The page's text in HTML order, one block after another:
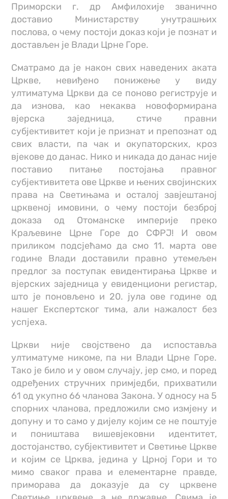
Приморски г. др Амфилохије званично
доставио Министарству унутрашњих
послова, о чему постоји доказ који је познат и
достављен је Влади Црне Горе.
Сматрамо да је након свих наведених аката
Цркве, невиђено понижење у виду
ултиматума Цркви да се поново региструје и
да изнова, као некаква новоформирана
вјерска заједница, стиче правни
субјективитет који је признат и препознат од
свих власти, па чак и окупаторских, кроз
вјекове до данас. Нико и никада до данас није
поставио питање постојања правног
субјективитета ове Цркве и њених својинских
права на Светињама и осталој завјештаној
црквеној имовини, о чему постоји безброј
доказа од Отоманске империје преко
Краљевине Црне Горе до СФРЈ! И овом
приликом подсјећамо да смо 11. марта ове
године Влади доставили правно утемељен
предлог за поступак евидентирања Цркве и
вјерских заједница у евиденциони регистар,
што је поновљено и 20. јула ове године од
нашег Експертског тима, али нажалост без
успјеха.
Цркви није својствено да испоставља
ултиматуме никоме, па ни Влади Црне Горе.
Тако је било и у овом случају, јер смо, и поред
одређених стручних примједби, прихватили
61 од укупно 66 чланова Закона. У односу на 5
спорних чланова, предложили смо измјену и
допуну и то само у дијелу којим се не поштује
и поништава вишевјековни идентитет,
достојанство, субјективитет и Светиње Цркве
и којим се Црква, једина у Црној Гори и то
мимо сваког права и елементарне правде,
приморава да доказује да су црквене